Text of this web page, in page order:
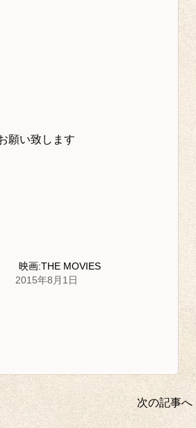
願い致します
映画:THE MOVIES
2015年8月1日
次の記事へ